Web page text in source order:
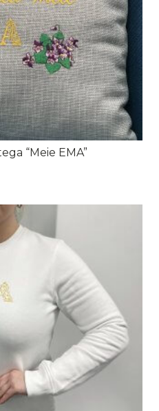
“Meie EMA”